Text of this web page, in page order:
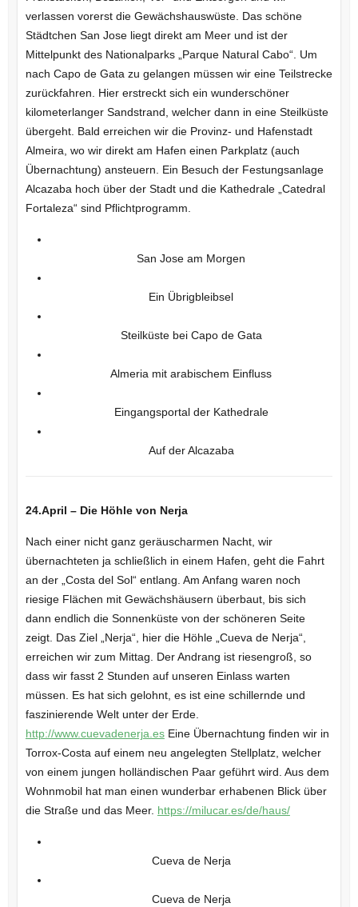
verlassen vorerst die Gewächshauswüste. Das schöne
Städtchen San Jose liegt direkt am Meer und ist der
Mittelpunkt des Nationalparks „Parque Natural Cabo“. Um
nach Capo de Gata zu gelangen müssen wir eine Teilstrecke
zurückfahren. Hier erstreckt sich ein wunderschöner
kilometerlanger Sandstrand, welcher dann in eine Steilküste
übergeht. Bald erreichen wir die Provinz- und Hafenstadt
Almeira, wo wir direkt am Hafen einen Parkplatz (auch
Übernachtung) ansteuern. Ein Besuch der Festungsanlage
Alcazaba hoch über der Stadt und die Kathedrale „Catedral
Fortaleza“ sind Pflichtprogramm.
San Jose am Morgen
Ein Übrigbleibsel
Steilküste bei Capo de Gata
Almeria mit arabischem Einfluss
Eingangsportal der Kathedrale
Auf der Alcazaba
24.April – Die Höhle von Nerja
Nach einer nicht ganz geräuscharmen Nacht, wir
übernachteten ja schließlich in einem Hafen, geht die Fahrt
an der „Costa del Sol“ entlang. Am Anfang waren noch
riesige Flächen mit Gewächshäusern überbaut, bis sich
dann endlich die Sonnenküste von der schöneren Seite
zeigt. Das Ziel „Nerja“, hier die Höhle „Cueva de Nerja“,
erreichen wir zum Mittag. Der Andrang ist riesengroß, so
dass wir fasst 2 Stunden auf unseren Einlass warten
müssen. Es hat sich gelohnt, es ist eine schillernde und
faszinierende Welt unter der Erde.
http://www.cuevadenerja.esEine Übernachtung finden wir in
Torrox-Costa auf einem neu angelegten Stellplatz, welcher
von einem jungen holländischen Paar geführt wird. Aus dem
Wohnmobil hat man einen wunderbar erhabenen Blick über
die Straße und das Meer. https://milucar.es/de/haus/
Cueva de Nerja
Cueva de Nerja